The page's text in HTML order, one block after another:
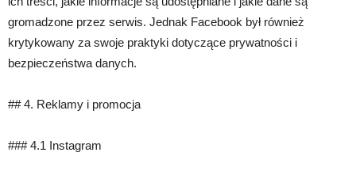
gromadzone przez serwis. Jednak Facebook był również
krytykowany za swoje praktyki dotyczące prywatności i
bezpieczeństwa danych.
## 4. Reklamy i promocja
### 4.1 Instagram